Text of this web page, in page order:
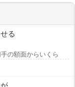
る
の額面からいくらか引